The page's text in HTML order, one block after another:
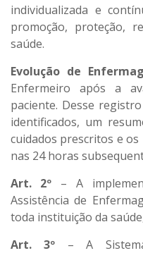
individualizada e
promoção, proteção,
saúde.
Evolução de
Enfermeiro após a
paciente. Desse
identificados, um
cuidados prescritos e
nas 24 horas
Art. 2º – A
Assistência de
toda instituição da
Art. 3º – A